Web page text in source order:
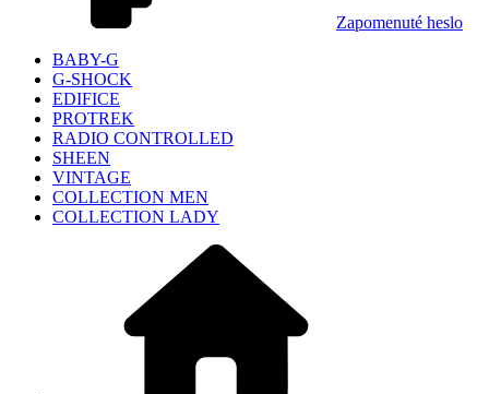
Zapomenuté heslo
BABY-G
G-SHOCK
EDIFICE
PROTREK
RADIO CONTROLLED
SHEEN
VINTAGE
COLLECTION MEN
COLLECTION LADY